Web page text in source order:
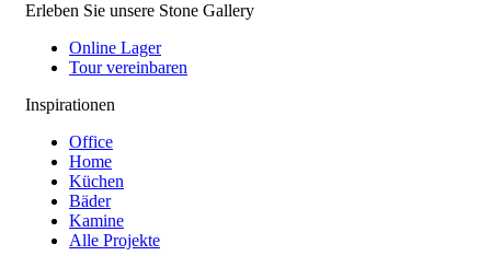
Erleben Sie unsere Stone Gallery
Online Lager
Tour vereinbaren
Inspirationen
Office
Home
Küchen
Bäder
Kamine
Alle Projekte